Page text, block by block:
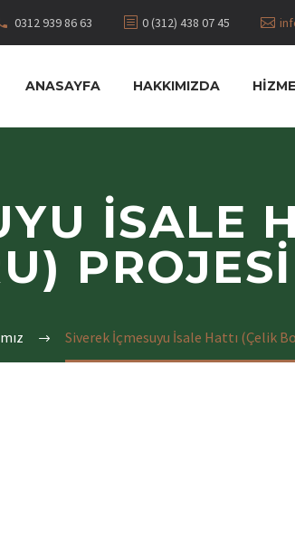
0312 939 86 63 0 (312) 438 07 45
ANASAYFA HAKKIMIZDA
İSALE
PROJESI
Siverek İçmesuyu İsale Hattı (Çelik